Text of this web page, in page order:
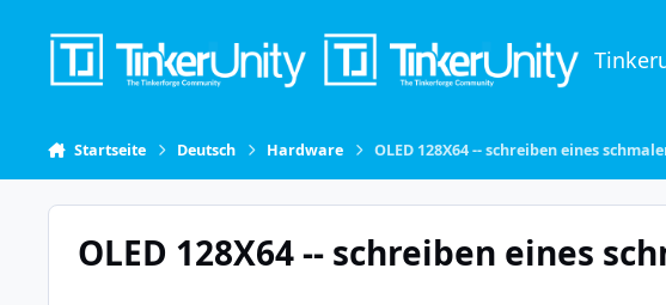
Startseite Deutsch Hardware OLED 128X64 -- schreiben eines
OLED 128X64 -- schreiben eines